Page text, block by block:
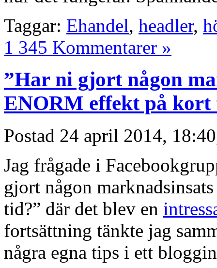
Taggar: Ehandel, headler,
1 345 Kommentarer »
”Har ni gjort någon
ENORM effekt på kort
Postad 24 april 2014,
Jag frågade i
gjort någon
tid?” där det blev en
fortsättning tänkte jag
några egna tips i ett